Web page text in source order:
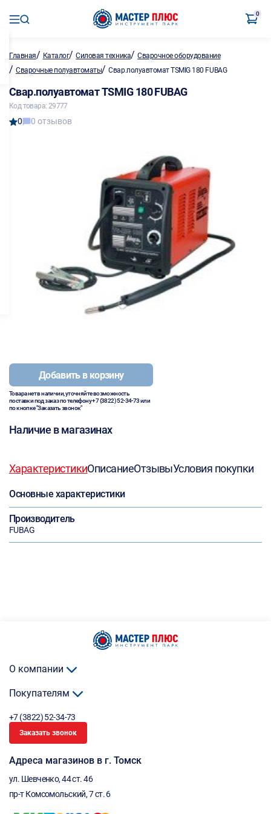
0
Главная/ Каталог/Силовая техника/Сварочное оборудование
/ Сварочные полуавтоматы/Свар.полуавтомат TSMIG 180 FUBAG
Свар.полуавтомат TSMIG 180 FUBAG
Код товара: 29777
0 0 отзывов
Добавить в корзину
Товара нет в наличии, уточняйте возможность
поставки под заказ по телефону+7 (3822) 52-34-73или
по кнопке "Заказать звонок"
Наличие в магазинах
ХарактеристикиОписаниеОтзывыУсловия покупки
Основные характеристики
Производитель
FUBAG
О компании
Покупателям
+7 (3822) 52-34-73
Заказать звонок
Адреса магазинов в г. Томск
ул. Шевченко, 44 ст. 46
пр-т Комсомольский, 7 ст. 6